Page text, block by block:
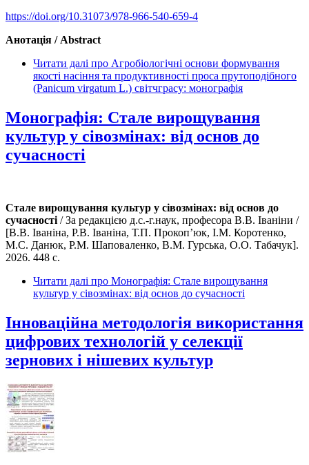
https://doi.org/10.31073/978-966-540-659-4
Анотація / Abstract
Читати далі про Агробіологічні основи формування
якості насіння та продуктивності проса прутоподібного
(Panicum virgatum L.) світчграсу: монографія
Монографія: Стале вирощування
культур у сівозмінах: від основ до
сучасності
Стале вирощування культур у сівозмінах: від основ до
сучасності / За редакцією д.с.-г.наук, професора В.В. Іваніни /
[В.В. Іваніна, Р.В. Іваніна, Т.П. Прокоп’юк, І.М. Коротенко,
М.С. Данюк, Р.М. Шаповаленко, В.М. Гурська, О.О. Табачук].
2026. 448 с.
Читати далі про Монографія: Стале вирощування
культур у сівозмінах: від основ до сучасності
Інноваційна методологія використання
цифрових технологій у селекції
зернових і нішевих культур